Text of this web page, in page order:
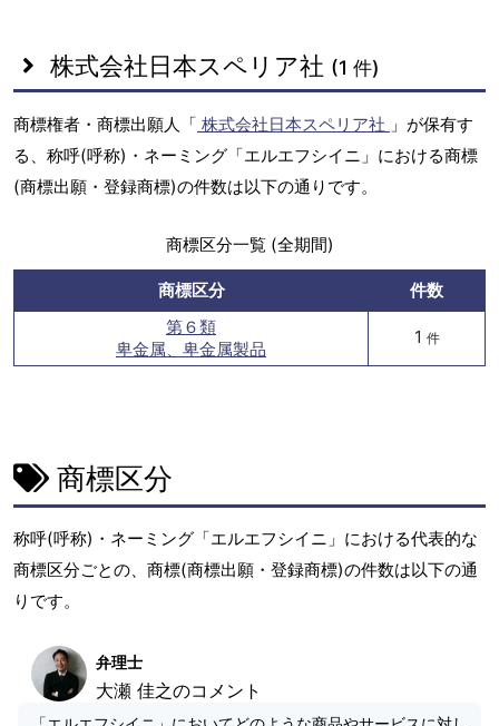
株式会社日本スペリア社 (1 件)
商標権者・商標出願人「 株式会社日本スペリア社 」が保有す
る、称呼(呼称)・ネーミング「エルエフシイニ」における商標
(商標出願・登録商標)の件数は以下の通りです。
商標区分一覧 (全期間)
商標区分
件数
第６類
卑金属、卑金属製品
1 件
商標区分
称呼(呼称)・ネーミング「エルエフシイニ」における代表的な
商標区分ごとの、商標(商標出願・登録商標)の件数は以下の通
りです。
弁理士
大瀬 佳之のコメント